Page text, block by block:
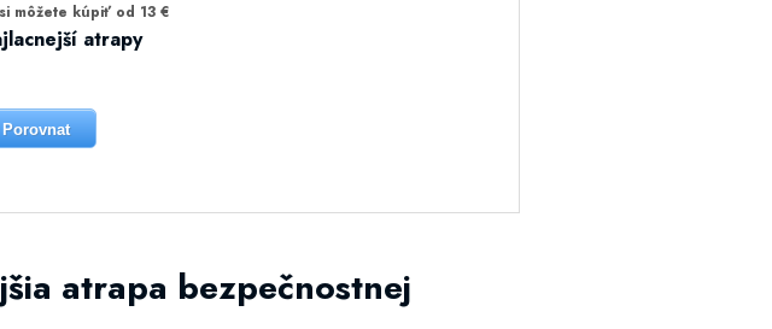
môžete kúpiť od 13 €
atrapy
Porovnat
atrapa bezpečnostnej